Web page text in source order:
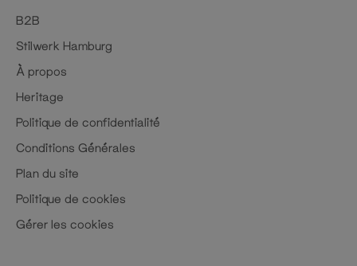
B2B
Stilwerk Hamburg
À propos
Heritage
Politique de confidentialité
Conditions Générales
Plan du site
Politique de cookies
Gérer les cookies